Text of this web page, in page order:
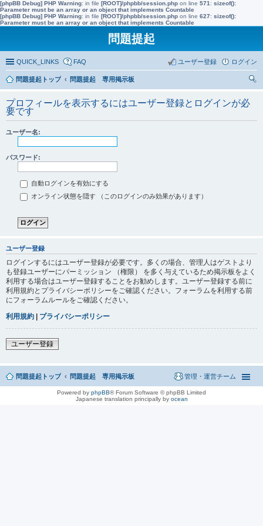
[phpBB Debug] PHP Warning: in file [ROOT]/phpbb/session.php on line 571 : sizeof():
Parameter must be an array or an object that implements Countable
[phpBB Debug] PHP Warning: in file [ROOT]/phpbb/session.php on line 627: sizeof():
Parameter must be an array or an object that implements Countable
問題提起
QUICK_LINKS FAQ ログイン
ユーザー登録
問題提起トップ
問題提起 専用掲示板
プロフィールを表示するにはユーザー登録とログインが必
要です
ユーザー名:
パスワード:
自動ログインを有効にする
オンライン状態を隠す （このログインのみ効果があります）
ユーザー登録
ログインするにはユーザー登録が必要です。多くの場合、管理人はゲストより
も登録ユーザーにパーミッション （権限） を多く与えているため掲示板をよく
利用する場合はユーザー登録することをお勧めします。ユーザー登録する前に
利用規約とプライバシーポリシーをご確認ください。フォーラムを利用する前
にフォーラムルールをご確認ください。
利用規約 | プライバシーポリシー
ユーザー登録
問題提起トップ 問題提起 専用掲示板 管理・運営チーム
Powered by phpBB® Forum Software © phpBB Limited
Japanese translation principally by ocean